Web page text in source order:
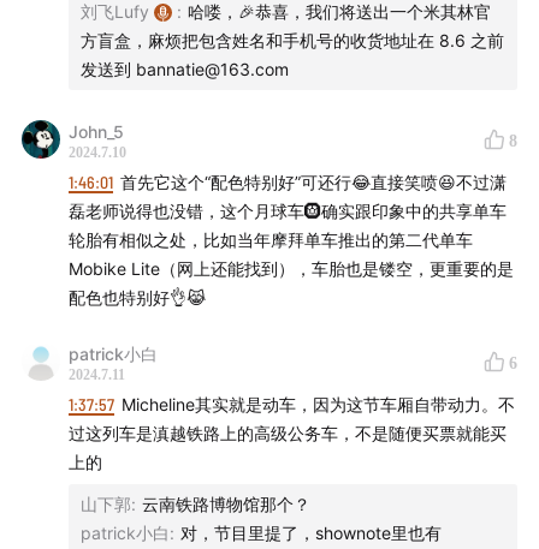
1891 年自行车比赛中，使用米其林的冠军车手和他的报道
都有纹身，好几个可以看出还是那种健身肌肉型身材，更像
摇滚音乐人（我不知道是不是可以分享几张照片）。
被获星也被摘星，今天当他又一个饭店获星时，他说他是很
矛盾的。因为有时有星其实就真的没利润，所付出的在材料
和服务以及环境上的成本非常大。反而摘了星，倒是能赚一
些钱（可能人流量没那么大，但利润是有的），在大会上他
可以这么诚实的表达，Chef们在台下也报以掌声，可能很多
Chef也有这“甜蜜的负重”吧。也希望米其林评审们可以更加
最后感谢半拿铁的分享，也恭喜米其林一如既往慧眼识珠，
作为忠粉特别开心🩷。
刘飞Lufy : 哈喽，🎉恭喜，我们将送出一个米其林官
方盲盒，麻烦把包含姓名和手机号的收货地址在 8.6 之前
发送到 bannatie@163.com
John_5
2024.7.10
8
1:46:01 首先它这个“配色特别好”可还行😂直接笑喷😆不过潇
磊老师说得也没错，这个月球车🛞确实跟印象中的共享单车
轮胎有相似之处，比如当年摩拜单车推出的第二代单车
Mobike Lite（网上还能找到），车胎也是镂空，更重要的是
配色也特别好👌😹
patrick小白
2024.7.11
6
1:37:57 Micheline其实就是动车，因为这节车厢自带动力。不
过这列车是滇越铁路上的高级公务车，不是随便买票就能买
上的
山下郭: 云南铁路博物馆那个？
patrick小白: 对，节目里提了，shownote里也有